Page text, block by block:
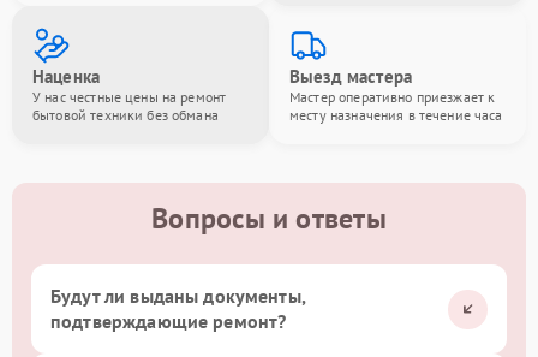
Наценка
У нас честные цены на ремонт
бытовой техники без обмана
Выезд мастера
Мастер оперативно приезжает к
месту назначения в течение часа
Вопросы и ответы
Будут ли выданы документы,
подтверждающие ремонт?